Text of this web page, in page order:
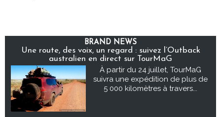
BRAND NEWS
Une route, des voix, un regard : suivez l’Outback
australien en direct sur TourMaG
À partir du 24 juillet, TourMaG
suivra une expédition de plus de
5 000 kilomètres à travers...